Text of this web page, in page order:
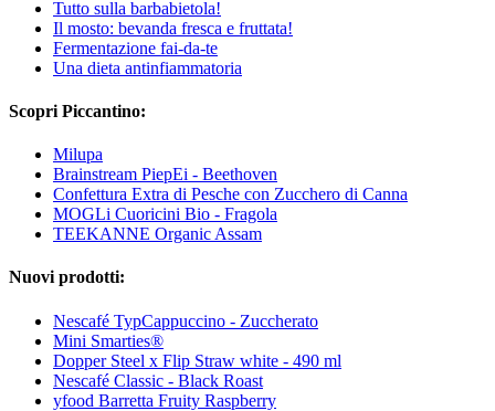
Tutto sulla barbabietola!
Il mosto: bevanda fresca e fruttata!
Fermentazione fai-da-te
Una dieta antinfiammatoria
Scopri Piccantino:
Milupa
Brainstream PiepEi - Beethoven
Confettura Extra di Pesche con Zucchero di Canna
MOGLi Cuoricini Bio - Fragola
TEEKANNE Organic Assam
Nuovi prodotti:
Nescafé TypCappuccino - Zuccherato
Mini Smarties®
Dopper Steel x Flip Straw white - 490 ml
Nescafé Classic - Black Roast
yfood Barretta Fruity Raspberry